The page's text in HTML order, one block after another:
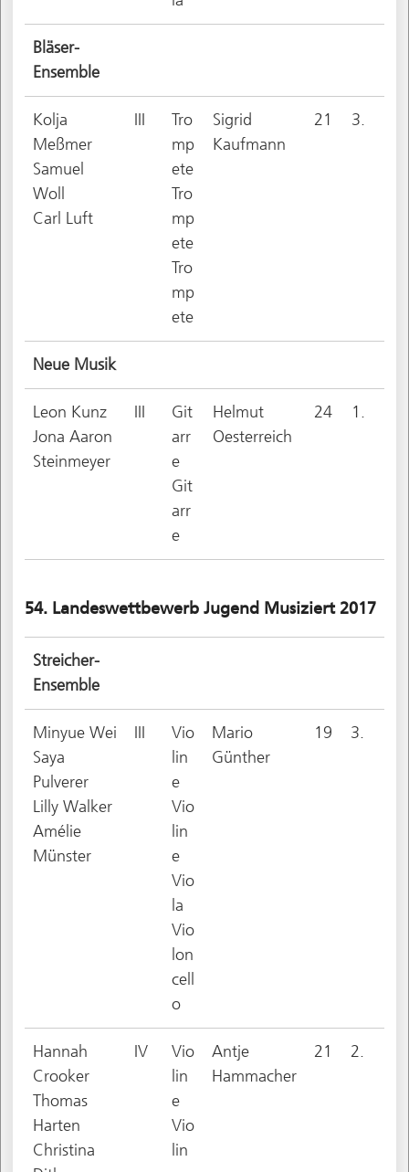
Bläser-
Ensemble
Kolja
Meßmer
Samuel
Woll
Carl Luft
III
Tro
mp
ete
Tro
mp
ete
Tro
mp
ete
Sigrid
Kaufmann
21 3.
Neue Musik
Leon Kunz
Jona Aaron
Steinmeyer
III
Git
arr
e
Git
arr
e
Helmut
Oesterreich
24 1.
54. Landeswettbewerb Jugend Musiziert 2017
Streicher-
Ensemble
Minyue Wei
Saya
Pulverer
Lilly Walker
Amélie
Münster
III
Vio
lin
e
Vio
lin
e
Vio
la
Vio
lon
cell
o
Mario
Günther
19 3.
Hannah
Crooker
Thomas
Harten
Christina
IV
Vio
lin
e
Vio
lin
Antje
Hammacher
21 2.